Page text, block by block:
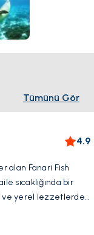
Tümünü Gör
4.9
alan Fanari Fish
sıcaklığında bir
ve yerel lezzetlerde
Akdeniz yemek